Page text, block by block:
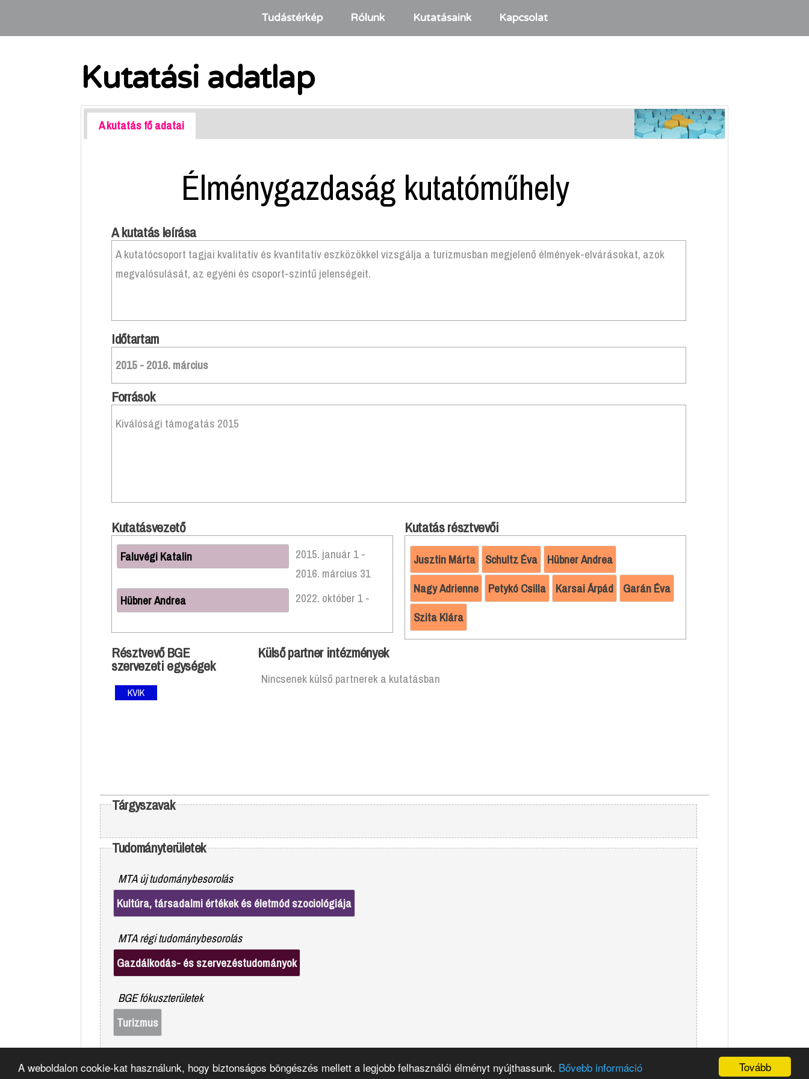
Tovább
A weboldalon cookie-kat használunk, hogy biztonságos böngészés mellett a legjobb felhasználói élményt nyújthassunk. Bővebb információ
Tudástérkép Rólunk Kutatásaink Kapcsolat
Kutatási adatlap
A kutatás fő adatai
Élménygazdaság kutatóműhely
A kutatás leírása
A kutatócsoport tagjai kvalitatív és kvantitatív eszközökkel vizsgálja a turizmusban megjelenő élmények-elvárásokat, azok
megvalósulását, az egyéni és csoport-szintű jelenségeit.
Időtartam
2015 - 2016. március
Források
Kiválósági támogatás 2015
Kutatásvezető
Faluvégi Katalin
2015. január 1 -
2016. március 31
Hübner Andrea
2022. október 1 -
Kutatás résztvevői
Jusztin Márta Schultz Éva
Hübner Andrea
Nagy Adrienne
Petykó Csilla Karsai Árpád
Garán Éva
Szita Klára
Résztvevő BGE
szervezeti egységek
KVIK
Külső partner intézmények
Nincsenek külső partnerek a kutatásban
Tárgyszavak
Tudományterületek
MTA új tudománybesorolás
Kultúra, társadalmi értékek és életmód szociológiája
MTA régi tudománybesorolás
Gazdálkodás- és szervezéstudományok
BGE fókuszterületek
Turizmus